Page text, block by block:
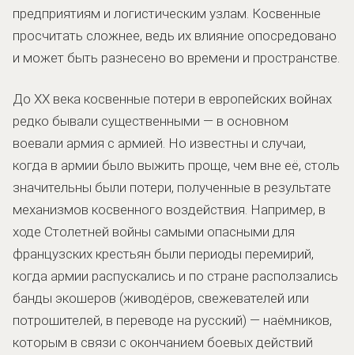
предприятиям и логистическим узлам. Косвенные
просчитать сложнее, ведь их влияние опосредовано
и может быть разнесено во времени и пространстве.
До XX века косвенные потери в европейских войнах
редко бывали существенными — в основном
воевали армия с армией. Но известны и случаи,
когда в армии было выжить проще, чем вне её, столь
значительны были потери, полученные в результате
механизмов косвенного воздействия. Например, в
ходе Столетней войны самыми опасными для
французских крестьян были периоды перемирий,
когда армии распускались и по стране расползались
банды экошеров (живодёров, свежевателей или
потрошителей, в переводе на русский) — наёмников,
которым в связи с окончанием боевых действий